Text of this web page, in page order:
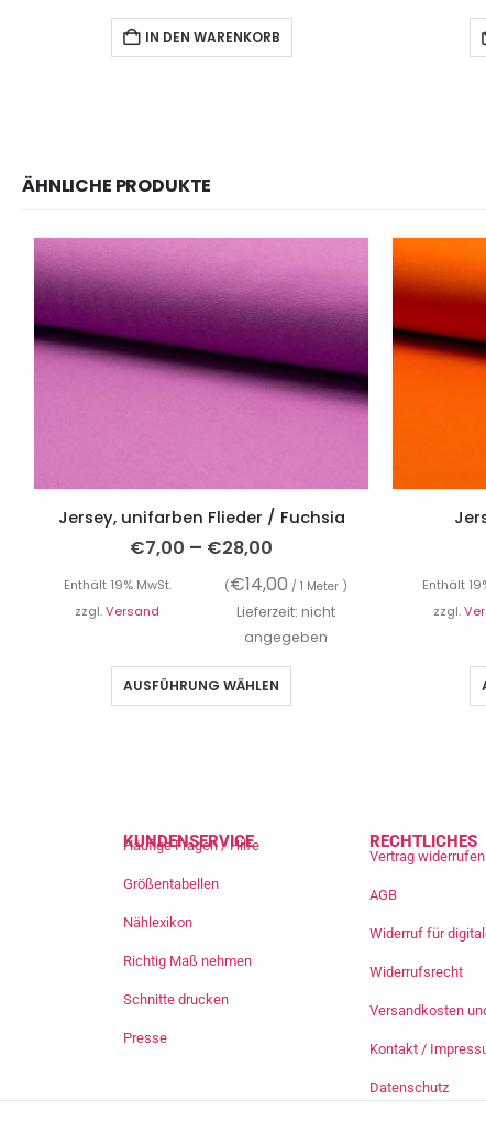
IN DEN WARENKORB
ÄHNLICHE PRODUKTE
Jersey, unifarben Flieder / Fuchsia
€7,00 – €28,00
Enthält 19% MwSt. (€14,00 / 1 Meter )
zzgl.Versand
Lieferzeit: nicht
angegeben
AUSFÜHRUNG WÄHLEN
Enthält
zzgl.
KUNDENSERVICE
Häufige Fragen / Hilfe
Größentabellen
Nählexikon
Richtig Maß nehmen
Schnitte drucken
Presse
RECHTLICHES
Vertrag widerrufen
AGB
Widerruf für
Widerrufsrecht
Versandkosten
Kontakt /
Datenschutz